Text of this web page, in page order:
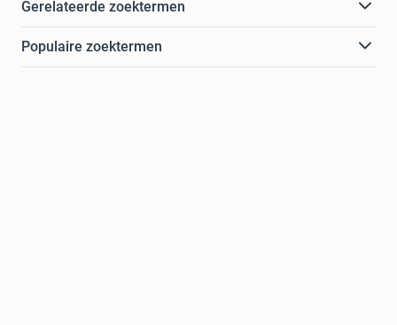
Gerelateerde zoektermen
Populaire zoektermen